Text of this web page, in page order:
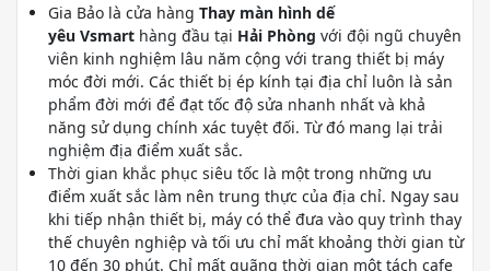
Gia Bảo là cửa hàng Thay màn hình dế
yêu Vsmart hàng đầu tại Hải Phòng với đội ngũ chuyên
viên kinh nghiệm lâu năm cộng với trang thiết bị máy
móc đời mới. Các thiết bị ép kính tại địa chỉ luôn là sản
phẩm đời mới để đạt tốc độ sửa nhanh nhất và khả
năng sử dụng chính xác tuyệt đối. Từ đó mang lại trải
nghiệm địa điểm xuất sắc.
Thời gian khắc phục siêu tốc là một trong những ưu
điểm xuất sắc làm nên trung thực của địa chỉ. Ngay sau
khi tiếp nhận thiết bị, máy có thể đưa vào quy trình thay
thế chuyên nghiệp và tối ưu chỉ mất khoảng thời gian từ
10 đến 30 phút. Chỉ mất quãng thời gian một tách cafe